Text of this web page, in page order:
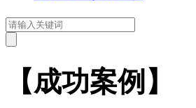
【成功案例】